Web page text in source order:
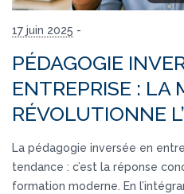
17 juin 2025 -
PÉDAGOGIE
ENTREPRISE : LA
RÉVOLUTIONNE
La pédagogie inversée en
tendance : c’est la réponse
formation moderne. En